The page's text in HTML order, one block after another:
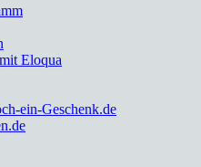
Eloqua
ein-Geschenk.de